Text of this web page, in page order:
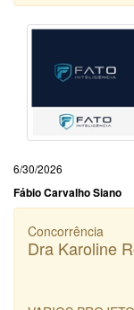
6/30/2026
Fábio Carvalho Siano
Concorrência
Dra Karoline